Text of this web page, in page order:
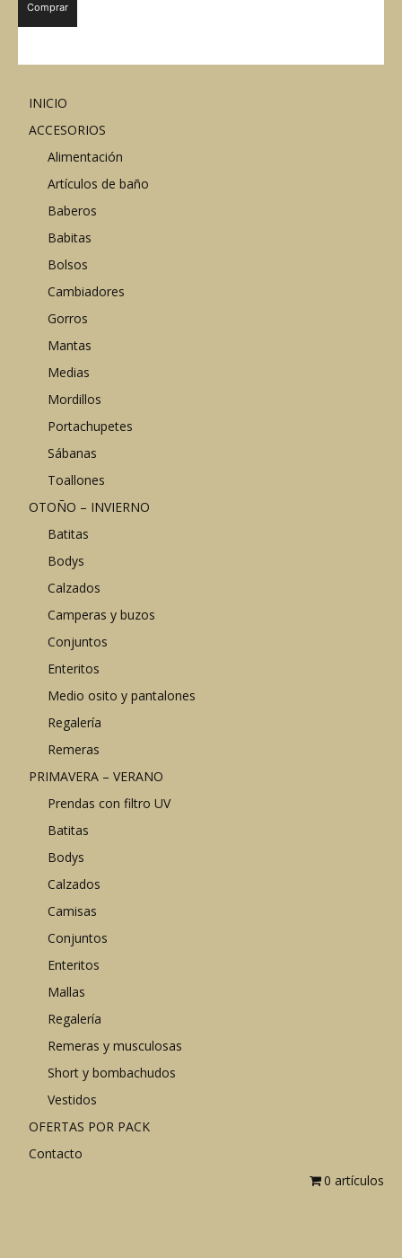
Comprar
INICIO
ACCESORIOS
Alimentación
Artículos de baño
Baberos
Babitas
Bolsos
Cambiadores
Gorros
Mantas
Medias
Mordillos
Portachupetes
Sábanas
Toallones
OTOÑO – INVIERNO
Batitas
Bodys
Calzados
Camperas y buzos
Conjuntos
Enteritos
Medio osito y pantalones
Regalería
Remeras
PRIMAVERA – VERANO
Prendas con filtro UV
Batitas
Bodys
Calzados
Camisas
Conjuntos
Enteritos
Mallas
Regalería
Remeras y musculosas
Short y bombachudos
Vestidos
OFERTAS POR PACK
Contacto
0 artículos